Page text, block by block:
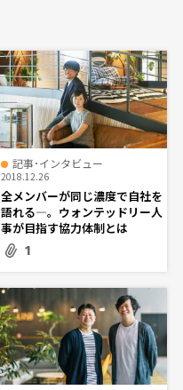
記事･インタビュー
2018.12.26
全メンバーが同じ濃度で自社を
語れる―。ウォンテッドリー人
事が目指す協力体制とは
1